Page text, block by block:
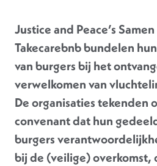
Justice and Peace’s
Takecarebnb bundelen
van burgers bij het
verwelkomen van
De organisaties tekenden
convenant dat hun
burgers
bij de (veilige) overkomst,